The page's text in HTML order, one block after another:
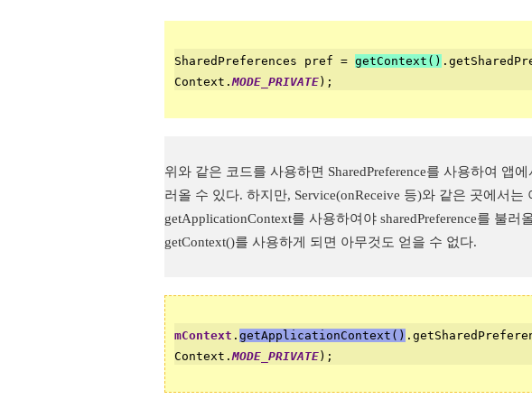
SharedPreferences pref = getContext ()
Context.MODE_PRIVATE);
위와 같은 코드를 사용하면 SharedPreference를 사용하여 앱
러올 수 있다. 하지만, Service(onReceive 등)와 같은 곳에서는
getApplicationContext를 사용하여야 sharedPreference를 불러
getContext()를 사용하게 되면 아무것도 얻을 수 없다.
mContext . getApplicationContext()
Context.MODE_PRIVATE);